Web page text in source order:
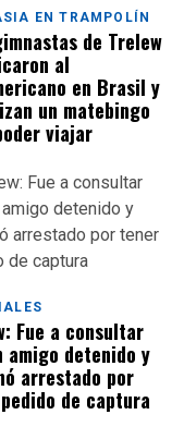
EN TRAMPOLÍN
de Trelew
al
en Brasil y
un matebingo
viajar
Fue a consultar
amigo detenido y
arrestado por
de captura